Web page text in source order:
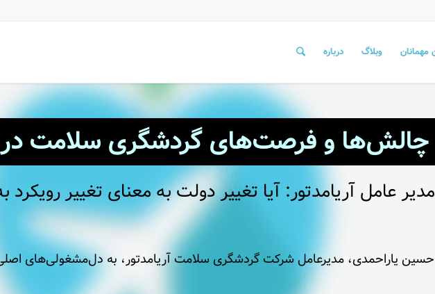
مهمانان وبلاگ درباره
چالش‌ها و فرصت‌های گردشگری سلامت
مدیر عامل آریامدتور: آیا تغییر دولت به معنای تغییر
یاراحمدی، مدیرعامل شرکت گردشگری سلامت آریامدتور، به دل‌مشغولی‌های